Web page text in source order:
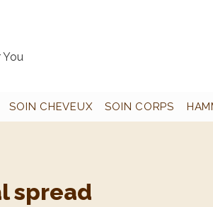
SOIN CHEVEUX SOIN CORPS
spread